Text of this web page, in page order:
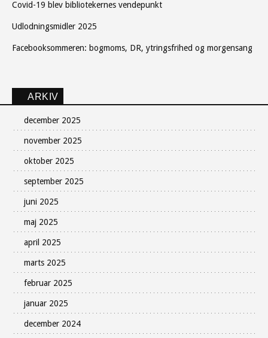
Covid-19 blev bibliotekernes vendepunkt
Udlodningsmidler 2025
Facebooksommeren: bogmoms, DR, ytringsfrihed og morgensang
ARKIV
december 2025
november 2025
oktober 2025
september 2025
juni 2025
maj 2025
april 2025
marts 2025
februar 2025
januar 2025
december 2024